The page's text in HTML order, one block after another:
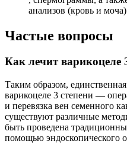
анализов (кровь и
Частые вопросы
Как лечит варикоцеле
Таким образом,
варикоцеле 3 степени —
и перевязка вен семенного
существуют различные
быть проведена
помощью эндоскопического